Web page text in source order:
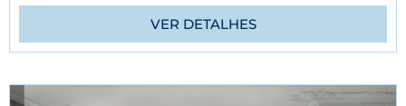
VER DETALHES